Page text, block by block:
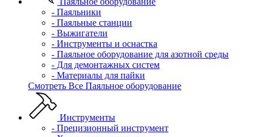
- Паяльники
- Паяльные станции
- Выжигатели
- Инструменты и оснастка
- Паяльное оборудование для азотной среды
- Для демонтажных систем
- Материалы для пайки
Смотреть Все Паяльное оборудование
Инструменты
- Прецизионный инструмент